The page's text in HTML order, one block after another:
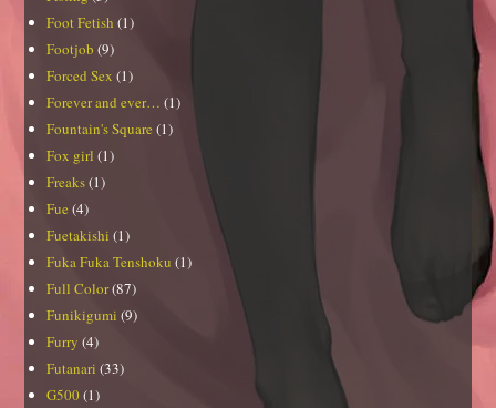
Foot Fetish (1)
Footjob (9)
Forced Sex (1)
Forever and ever… (1)
Fountain's Square (1)
Fox girl (1)
Freaks(1)
Fue (4)
Fuetakishi (1)
Fuka Fuka Tenshoku (1)
Full Color(87)
Funikigumi (9)
Furry (4)
Futanari (33)
G500 (1)